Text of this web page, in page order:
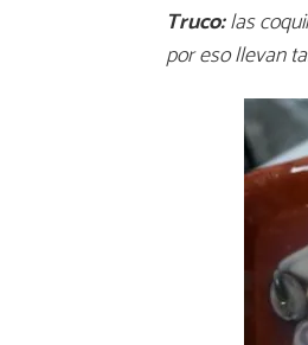
Truco:las
por eso llevan